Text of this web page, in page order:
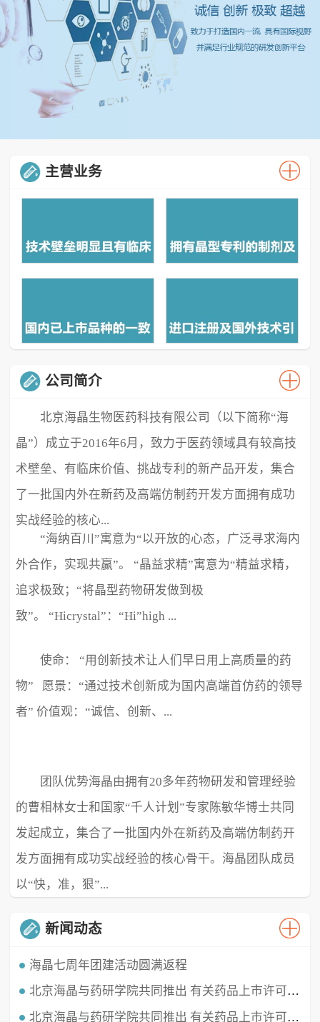
主营业务
公司简介
北京海晶生物医药科技有限公司（以下简称“海
晶”）成立于2016年6月，致力于医药领域具有较高技
术壁垒、有临床价值、挑战专利的新产品开发，集合
了一批国内外在新药及高端仿制药开发方面拥有成功
实战经验的核心...
“海纳百川”寓意为“以开放的心态，广泛寻求海内
外合作，实现共赢”。 “晶益求精”寓意为“精益求精，
追求极致；“将晶型药物研发做到极
致”。 “Hicrystal”：“Hi”high ...
使命： “用创新技术让人们早日用上高质量的药
物” 愿景：“通过技术创新成为国内高端首仿药的领导
者” 价值观：“诚信、创新、...
极致、超越” ...
团队优势海晶由拥有20多年药物研发和管理经验
的曹相林女士和国家“千人计划”专家陈敏华博士共同
发起成立，集合了一批国内外在新药及高端仿制药开
发方面拥有成功实战经验的核心骨干。海晶团队成员
以“快，准，狠”...
新闻动态
海晶七周年团建活动圆满返程
时光穿梭，白驹过隙，海晶已经七周岁啦！这七年我们携手同行，履践致远，砥砺深耕。值此海晶周年庆典之北京海晶与药研学院共同推出 有关药品上市许可持有人（MAH）的直播课程
北京海晶生物医药科技有限公司董事长兼总经理曹相林女士再次受邀做客药研学院直播间，对药品上市许可持有
北京海晶与药研学院共同推出 有关药品上市许可持有人（MAH）的直播课程